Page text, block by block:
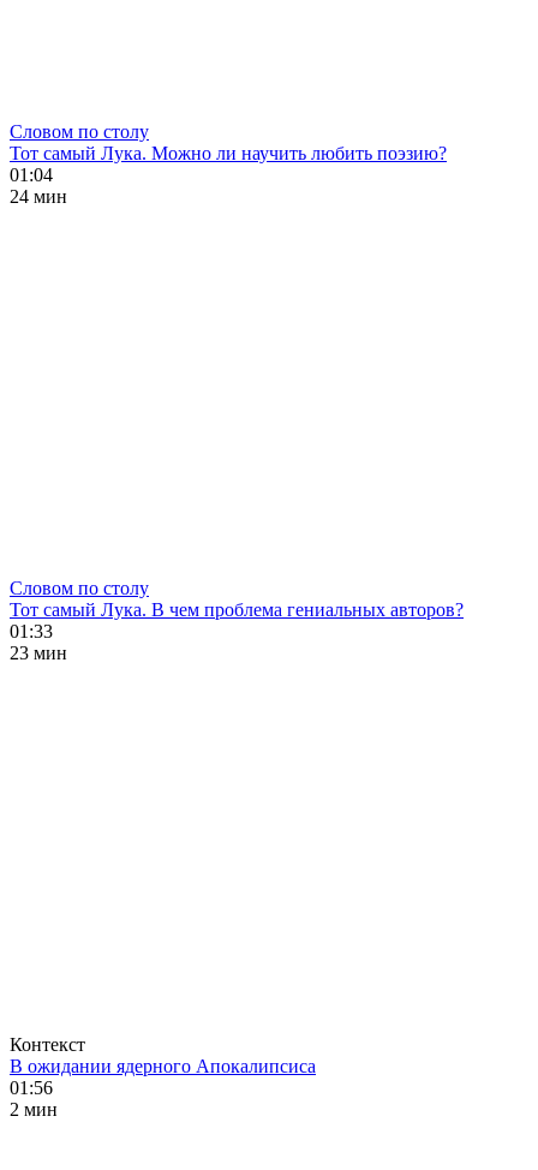
Словом по столу
Тот самый Лука. Можно ли научить любить поэзию?
01:04
24 мин
Словом по столу
Тот самый Лука. В чем проблема гениальных авторов?
01:33
23 мин
Контекст
В ожидании ядерного Апокалипсиса
01:56
2 мин